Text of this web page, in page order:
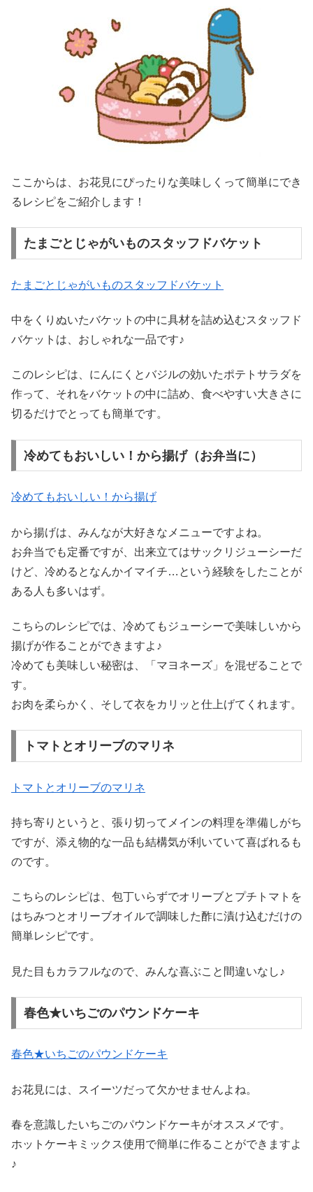
ここからは、お花見にぴったりな美味しくって簡単にでき
るレシピをご紹介します！
たまごとじゃがいものスタッフドバケット
たまごとじゃがいものスタッフドバケット
中をくりぬいたバケットの中に具材を詰め込むスタッフド
バケットは、おしゃれな一品です♪
このレシピは、にんにくとバジルの効いたポテトサラダを
作って、それをバケットの中に詰め、食べやすい大きさに
切るだけでとっても簡単です。
冷めてもおいしい！から揚げ（お弁当に）
冷めてもおいしい！から揚げ
から揚げは、みんなが大好きなメニューですよね。
お弁当でも定番ですが、出来立てはサックリジューシーだ
けど、冷めるとなんかイマイチ…という経験をしたことが
ある人も多いはず。
こちらのレシピでは、冷めてもジューシーで美味しいから
揚げが作ることができますよ♪
冷めても美味しい秘密は、「マヨネーズ」を混ぜることで
す。
お肉を柔らかく、そして衣をカリッと仕上げてくれます。
トマトとオリーブのマリネ
トマトとオリーブのマリネ
持ち寄りというと、張り切ってメインの料理を準備しがち
ですが、添え物的な一品も結構気が利いていて喜ばれるも
のです。
こちらのレシピは、包丁いらずでオリーブとプチトマトを
はちみつとオリーブオイルで調味した酢に漬け込むだけの
簡単レシピです。
見た目もカラフルなので、みんな喜ぶこと間違いなし♪
春色★いちごのパウンドケーキ
春色★いちごのパウンドケーキ
お花見には、スイーツだって欠かせませんよね。
春を意識したいちごのパウンドケーキがオススメです。
ホットケーキミックス使用で簡単に作ることができますよ
♪